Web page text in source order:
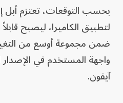
بحسب التوقعات، تعتزم
لتطبيق الكاميرا، ليصبح
ضمن مجموعة أوسع من
واجهة المستخدم في
آيفون.